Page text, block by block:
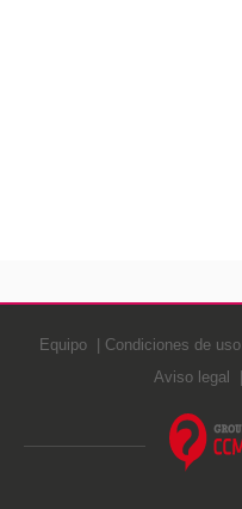
Equipo Condiciones de uso
Aviso legal